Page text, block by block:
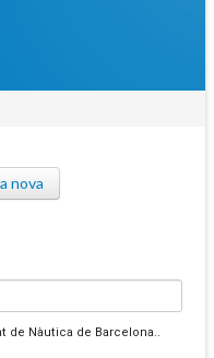
nova
de Nàutica de Barcelona..